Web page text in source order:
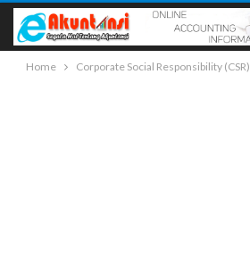
Home Corporate Social Responsibility (CSR)